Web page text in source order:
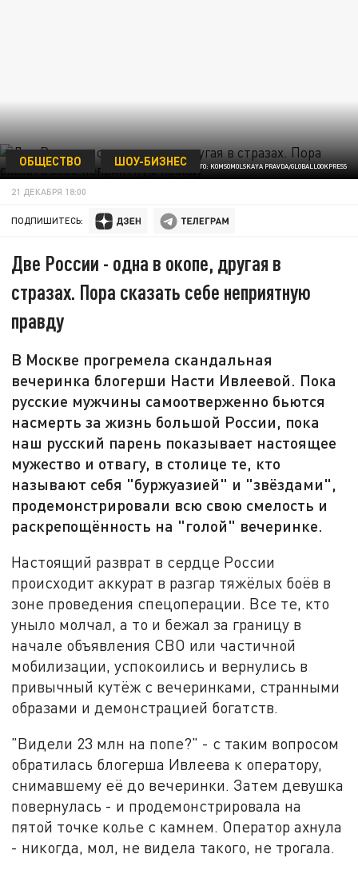
ФОТО: KOMSOMOLSKAYA PRAVDA/GLOBALLOOKPRESS
ОБЩЕСТВО ШОУ-БИЗНЕС
21 ДЕКАБРЯ 18:00
ПОДПИШИТЕСЬ:
Две России - одна в окопе, другая в
стразах. Пора сказать себе неприятную
правду
В Москве прогремела скандальная
вечеринка блогерши Насти Ивлеевой. Пока
русские мужчины самоотверженно бьются
насмерть за жизнь большой России, пока
наш русский парень показывает настоящее
мужество и отвагу, в столице те, кто
называют себя "буржуазией" и "звёздами",
продемонстрировали всю свою смелость и
раскрепощённость на "голой" вечеринке.
Настоящий разврат в сердце России
происходит аккурат в разгар тяжёлых боёв в
зоне проведения спецоперации. Все те, кто
уныло молчал, а то и бежал за границу в
начале объявления СВО или частичной
мобилизации, успокоились и вернулись в
привычный кутёж с вечеринками, странными
образами и демонстрацией богатств.
"Видели 23 млн на попе?" - с таким вопросом
обратилась блогерша Ивлеева к оператору,
снимавшему её до вечеринки. Затем девушка
повернулась - и продемонстрировала на
пятой точке колье с камнем. Оператор ахнула
- никогда, мол, не видела такого, не трогала.